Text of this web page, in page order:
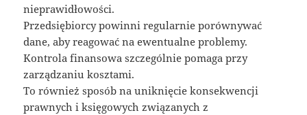
nieprawidłowości.
Przedsiębiorcy powinni regularnie porównywać
dane, aby reagować na ewentualne problemy.
Kontrola finansowa szczególnie pomaga przy
zarządzaniu kosztami.
To również sposób na uniknięcie konsekwencji
prawnych i księgowych związanych z